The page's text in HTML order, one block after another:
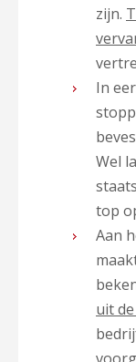
zijn.
In
Wel
top
Aan
uit